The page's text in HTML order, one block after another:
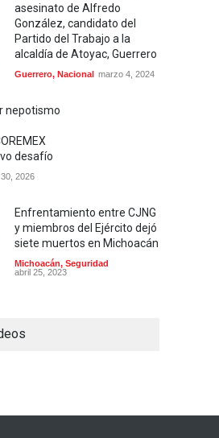
asesinato de Alfredo
González, candidato del
Partido del Trabajo a la
alcaldía de Atoyac, Guerrero
Guerrero, Nacional marzo 4, 2024
nepotismo
desafío
2026
Enfrentamiento entre CJNG
y miembros del Ejército dejó
siete muertos en Michoacán
Michoacán, Seguridad
abril 25, 2023
contra mujeres